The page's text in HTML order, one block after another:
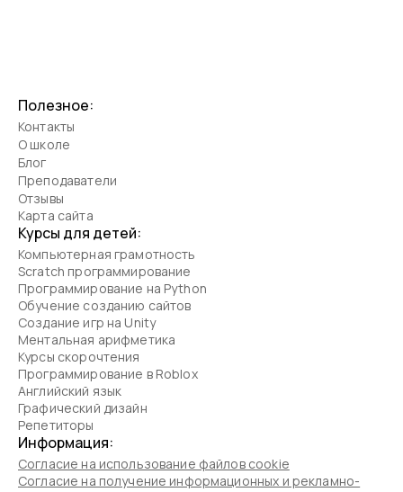
Полезное:
Контакты
О школе
Блог
Преподаватели
Отзывы
Карта сайта
Курсы для детей:
Компьютерная грамотность
Scratch программирование
Программирование на Python
Обучение созданию сайтов
Создание игр на Unity
Ментальная арифметика
Курсы скорочтения
Программирование в Roblox
Английский язык
Графический дизайн
Репетиторы
Информация:
Согласие на использование файлов cookie
Согласие на получение информационных и рекламно-